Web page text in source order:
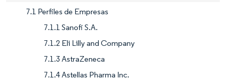
7.1 Perfiles de Empresas
7.1.1 Sanofi S.A.
7.1.2 Eli Lilly and Company
7.1.3 AstraZeneca
7.1.4 Astellas Pharma Inc.